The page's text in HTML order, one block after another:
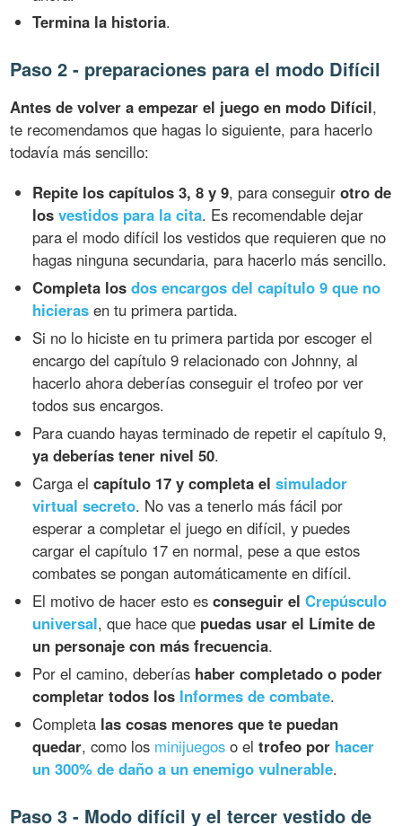
Termina la historia.
Paso 2 - preparaciones para el modo Difícil
Antes de volver a empezar el juego en modo Difícil,
te recomendamos que hagas lo siguiente, para hacerlo
todavía más sencillo:
Repite los capítulos 3, 8 y 9, para conseguirotro de
losvestidos para la cita. Es recomendable dejar
para el modo difícil los vestidos que requieren que no
hagas ninguna secundaria, para hacerlo más sencillo.
Completa losdos encargos del capítulo 9 que no
hicieras en tu primera partida.
Si no lo hiciste en tu primera partida por escoger el
encargo del capítulo 9 relacionado con Johnny, al
hacerlo ahora deberías conseguir el trofeo por ver
todos sus encargos.
Para cuando hayas terminado de repetir el capítulo 9,
ya deberías tener nivel 50.
Carga elcapítulo 17 y completa elsimulador
virtual secreto. No vas a tenerlo más fácil por
esperar a completar el juego en difícil, y puedes
cargar el capítulo 17 en normal, pese a que estos
combates se pongan automáticamente en difícil.
El motivo de hacer esto esconseguir elCrepúsculo
universal, que hace que puedas usar el Límite de
un personaje con más frecuencia.
Por el camino, deberías haber completado o poder
completar todos los Informes de combate.
Completa las cosas menores que te puedan
quedar, como los minijuegos o eltrofeo por hacer
un 300% de daño a un enemigo vulnerable.
Paso 3 - Modo difícil y el tercer vestido de